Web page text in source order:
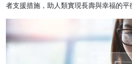
者支援措施，助人類實現長壽與幸福的平